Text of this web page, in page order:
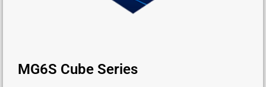
MG6S Cube Series